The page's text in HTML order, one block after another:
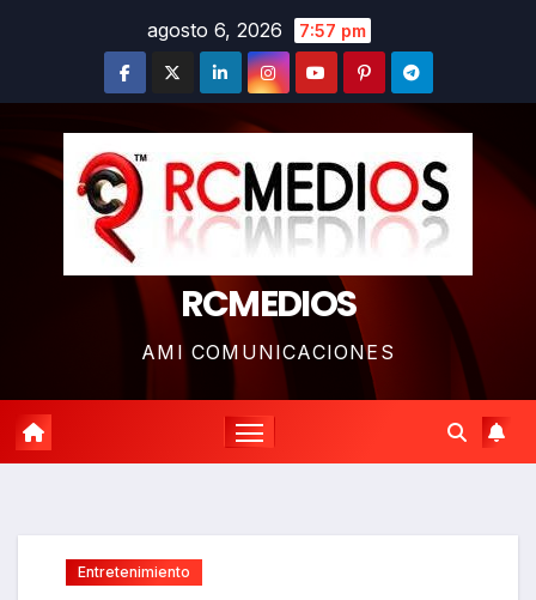
agosto 6, 2026 7:57 pm
RCMEDIOS
AMI COMUNICACIONES
Entretenimiento